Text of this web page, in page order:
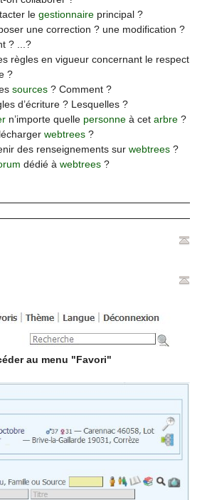
legestionnaire principal ?
une correction ? une modification ?
? ...?
règles en vigueur concernant le respect
?
sources ? Comment ?
d’écriture ? Lesquelles ?
n’importe quelle personne à cetarbre ?
webtrees ?
des renseignements surwebtrees ?
dédié àwebtrees ?
au menu "Favori"